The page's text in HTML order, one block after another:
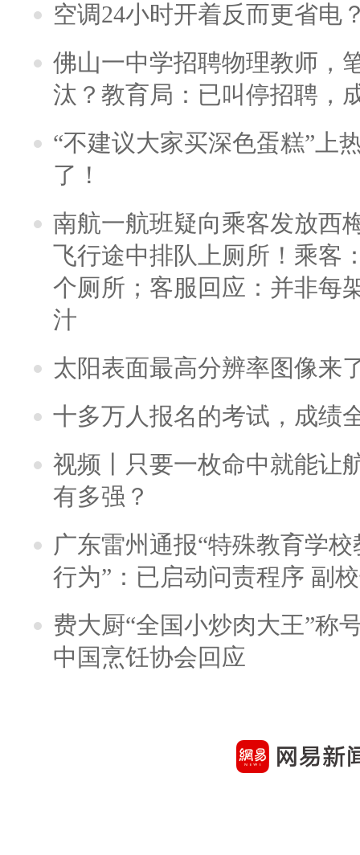
空调24小时开着反而更省电
佛山一中学招聘物理教师，
汰？教育局：已叫停招聘，
“不建议大家买深色蛋糕”上
了！
南航一航班疑向乘客发放西
飞行途中排队上厕所！乘客
个厕所；客服回应：并非每
汁
太阳表面最高分辨率图像来
十多万人报名的考试，成绩
视频丨只要一枚命中就能让
有多强？
广东雷州通报“特殊教育学
行为”：已启动问责程序 副
费大厨“全国小炒肉大王”称
中国烹饪协会回应